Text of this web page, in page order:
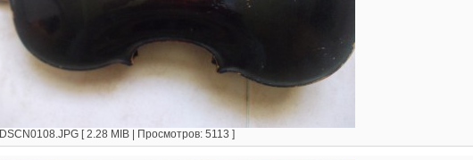
DSCN0108.JPG [ 2.28 MIB | Просмотров: 5113 ]